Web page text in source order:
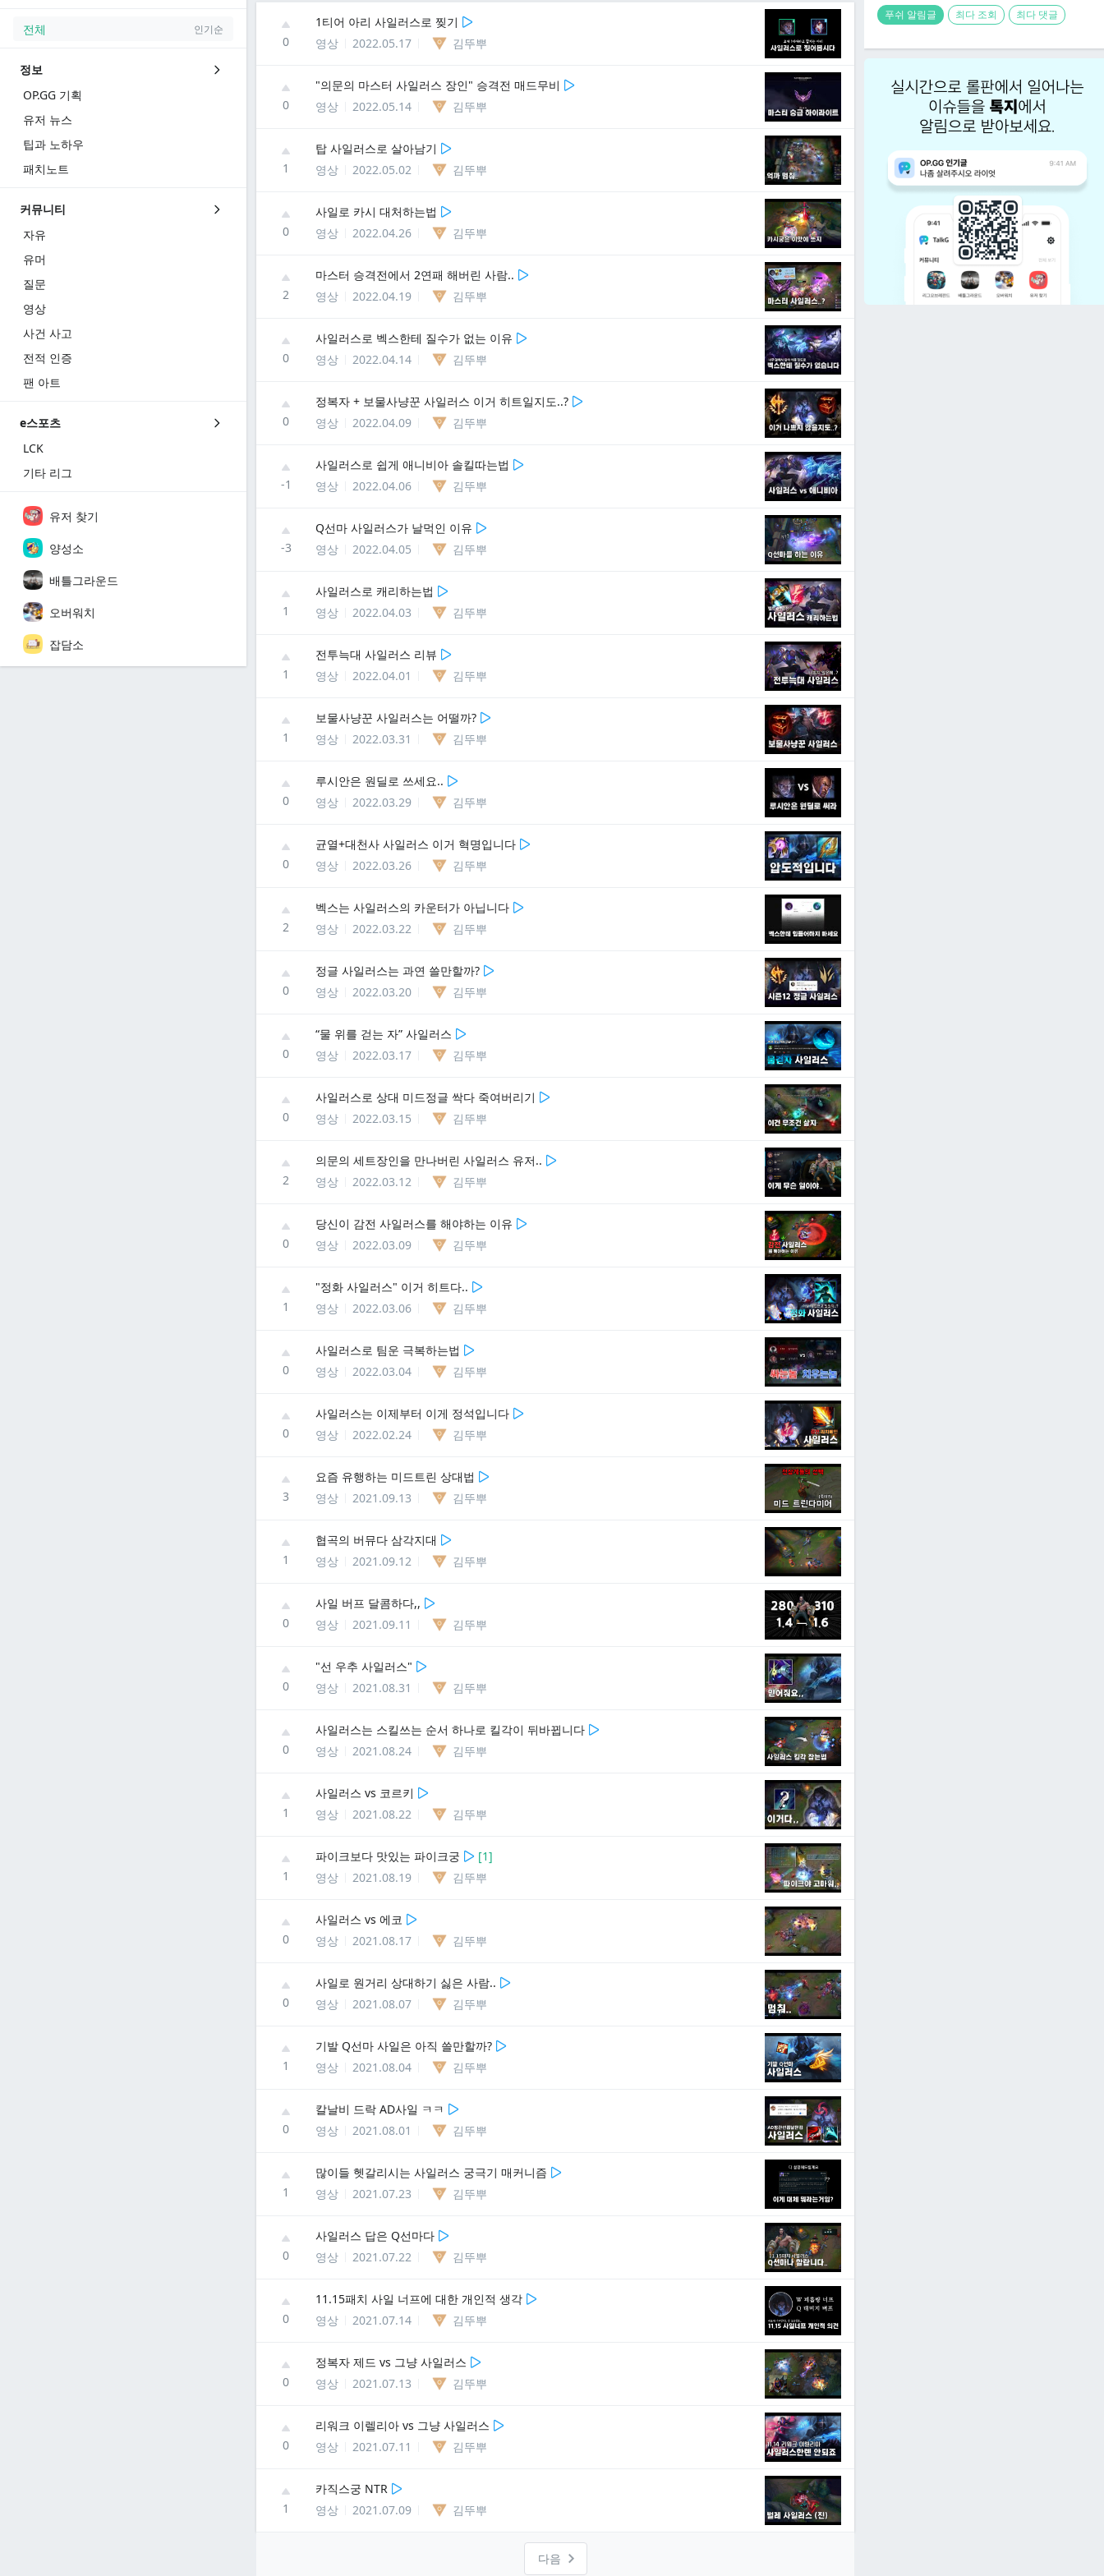
전체 인기순
정보
OP.GG 기획
유저 뉴스
팁과 노하우
패치노트
커뮤니티
자유
유머
질문
영상
사건 사고
전적 인증
팬 아트
e스포츠
LCK
기타 리그
유저 찾기
양성소
배틀그라운드
오버워치
잡담소
0
1티어 아리 사일러스로 찢기
영상
2022.05.17 김뚜뿌
0
"의문의 마스터 사일러스 장인" 승격전 매드무비
영상
2022.05.14 김뚜뿌
1
탑 사일러스로 살아남기
영상
2022.05.02 김뚜뿌
0
사일로 카시 대처하는법
영상
2022.04.26 김뚜뿌
2
마스터 승격전에서 2연패 해버린 사람..
영상
2022.04.19 김뚜뿌
0
사일러스로 벡스한테 질수가 없는 이유
영상
2022.04.14 김뚜뿌
0
정복자 + 보물사냥꾼 사일러스 이거 히트일지도..?
영상
2022.04.09 김뚜뿌
-1
사일러스로 쉽게 애니비아 솔킬따는법
영상
2022.04.06 김뚜뿌
-3
Q선마 사일러스가 날먹인 이유
영상
2022.04.05 김뚜뿌
1
사일러스로 캐리하는법
영상
2022.04.03 김뚜뿌
1
전투늑대 사일러스 리뷰
영상
2022.04.01 김뚜뿌
1
보물사냥꾼 사일러스는 어떨까?
영상
2022.03.31 김뚜뿌
0
루시안은 원딜로 쓰세요..
영상
2022.03.29 김뚜뿌
0
균열+대천사 사일러스 이거 혁명입니다
영상
2022.03.26 김뚜뿌
2
벡스는 사일러스의 카운터가 아닙니다
영상
2022.03.22 김뚜뿌
0
정글 사일러스는 과연 쓸만할까?
영상
2022.03.20 김뚜뿌
0
“물 위를 걷는 자” 사일러스
영상
2022.03.17 김뚜뿌
0
사일러스로 상대 미드정글 싹다 죽여버리기
영상
2022.03.15 김뚜뿌
2
의문의 세트장인을 만나버린 사일러스 유저..
영상
2022.03.12 김뚜뿌
0
당신이 감전 사일러스를 해야하는 이유
영상
2022.03.09 김뚜뿌
1
"정화 사일러스" 이거 히트다..
영상
2022.03.06 김뚜뿌
0
사일러스로 팀운 극복하는법
영상
2022.03.04 김뚜뿌
0
사일러스는 이제부터 이게 정석입니다
영상
2022.02.24 김뚜뿌
3
요즘 유행하는 미드트린 상대법
영상
2021.09.13 김뚜뿌
1
협곡의 버뮤다 삼각지대
영상
2021.09.12 김뚜뿌
0
사일 버프 달콤하다,,
영상
2021.09.11 김뚜뿌
0
"선 우추 사일러스"
영상
2021.08.31 김뚜뿌
0
사일러스는 스킬쓰는 순서 하나로 킬각이 뒤바뀝니다
영상
2021.08.24 김뚜뿌
1
사일러스 vs 코르키
영상
2021.08.22 김뚜뿌
1
파이크보다 맛있는 파이크궁 [1]
영상
2021.08.19 김뚜뿌
0
사일러스 vs 에코
영상
2021.08.17 김뚜뿌
0
사일로 원거리 상대하기 싫은 사람..
영상
2021.08.07 김뚜뿌
1
기발 Q선마 사일은 아직 쓸만할까?
영상
2021.08.04 김뚜뿌
0
칼날비 드락 AD사일 ㅋㅋ
영상
2021.08.01 김뚜뿌
1
많이들 헷갈리시는 사일러스 궁극기 매커니즘
영상
2021.07.23 김뚜뿌
0
사일러스 답은 Q선마다
영상
2021.07.22 김뚜뿌
0
11.15패치 사일 너프에 대한 개인적 생각
영상
2021.07.14 김뚜뿌
0
정복자 제드 vs 그냥 사일러스
영상
2021.07.13 김뚜뿌
0
리워크 이렐리아 vs 그냥 사일러스
영상
2021.07.11 김뚜뿌
1
카직스궁 NTR
영상
2021.07.09 김뚜뿌
다음
푸쉬 알림글 최다 조회 최다 댓글